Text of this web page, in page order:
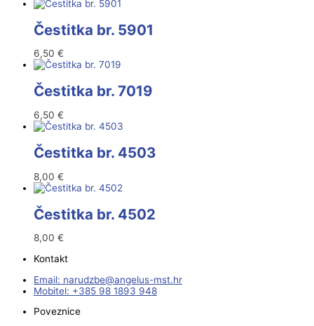
Čestitka br. 5901
6,50 €
Čestitka br. 7019
6,50 €
Čestitka br. 4503
8,00 €
Čestitka br. 4502
8,00 €
Kontakt
Email:
rh.tsm-sulegna
@ebzduran
Mobitel: +385 98 1893 948
Poveznice